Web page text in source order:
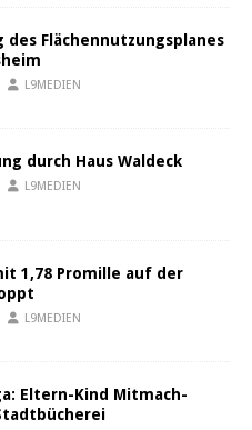
des Flächennutzungsplanes
L9MEDIEN
durch Haus Waldeck
L9MEDIEN
1,78 Promille auf der
L9MEDIEN
Eltern-Kind Mitmach-